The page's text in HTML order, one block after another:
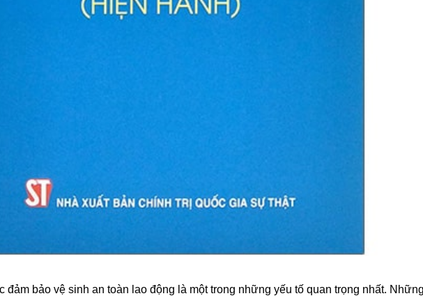
đảm bảo vệ sinh an toàn lao động là một trong những yếu tố quan trọng nhất.